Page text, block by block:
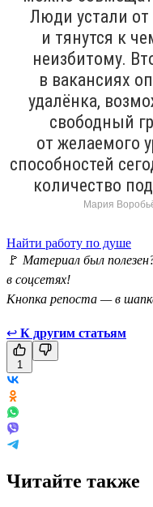
Люди устали от
и тянутся к
неизбитому.
в вакансиях
удалёнка,
свободный
от желаемого
способностей
количество
Мария
Найти работу по душе
🚩 Материал был
в соцсетях!
Кнопка репоста — в
↩ К другим статьям
1
Читайте также